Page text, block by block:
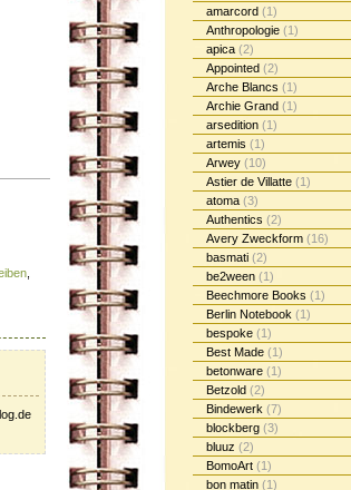
amarcord (1)
Anthropologie (1)
apica (2)
Appointed (2)
Arche Blancs (1)
Archie Grand (1)
arsedition (1)
artemis (1)
Arwey (10)
Astier de Villatte (1)
atoma (3)
Authentics (2)
Avery Zweckform (16)
basmati (2)
be2ween (1)
Beechmore Books (1)
Berlin Notebook (1)
bespoke (1)
Best Made (1)
betonware (1)
Betzold (2)
Bindewerk (7)
blockberg (3)
bluuz (2)
BomoArt (1)
bon matin (1)